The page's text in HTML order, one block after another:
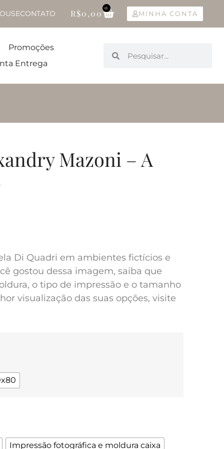
CONTATO R$0,00
0
MINHA CONTA
Promoções
Entrega
Mazoni – A
Di Quadri em ambientes fictícios e
gostou dessa imagem, saiba que
o tipo de impressão e o tamanho
visualização das suas opções, visite
Impressão fotográfica e moldura caixa